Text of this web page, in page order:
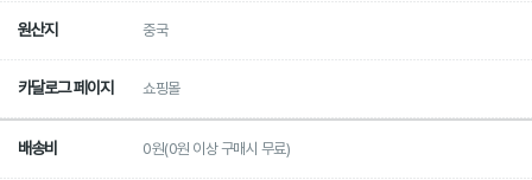
원산지 중국
카달로그 페이지 쇼핑몰
배송비 0원(0원 이상 구매시 무료)